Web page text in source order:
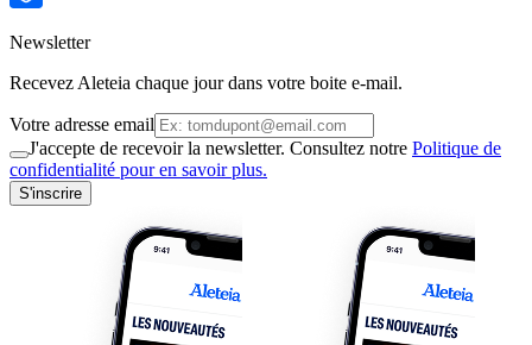
Newsletter
Recevez Aleteia chaque jour dans votre boite e-mail.
Votre adresse email
J'accepte de recevoir la newsletter. Consultez notre Politique de
confidentialité pour en savoir plus.
S'inscrire